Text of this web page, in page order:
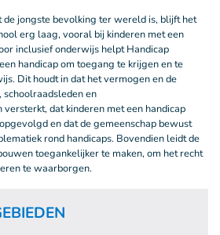
jongste bevolking ter wereld is, blijft het
erg laag, vooral bij kinderen met een
inclusief onderwijs helpt Handicap
handicap om toegang te krijgen en te
Dit houdt in dat het vermogen en de
en
dat kinderen met een handicap
en dat de gemeenschap bewust
rond handicaps. Bovendien leidt de
toegankelijker te maken, om het recht
te waarborgen.